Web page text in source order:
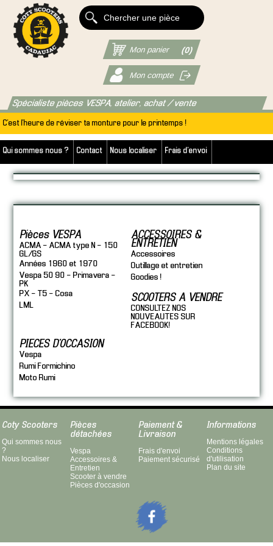
Spécialiste pièces VESPA, atelier, achat / vente
C'est l'heure de réviser ta monture pour le printemps !
Qui sommes nous ? Contact Nous localiser Frais d'envoi
Mon panier (0)
Mon compte
Pièces VESPA
ACMA - ACMA type N - 150
GL/GS
Années 1960 et 1970
Vespa 50 90 - Primavera -
PK
PX - T5 - Cosa
LML
ACCESSOIRES &
ENTRETIEN
Accessoires
Outillage et entretien
Goodies !
SCOOTERS A VENDRE
CONSULTEZ NOS
NOUVEAUTES SUR
FACEBOOK!
PIECES D'OCCASION
Vespa
Rumi Formichino
Moto Rumi
Coty Scooters
Qui sommes nous
?
Nous localiser
Pièces
détachées
Vespa
Accessoires &
Entretien
Scooter à vendre
Pièces d'occasion
Paiement &
Livraison
Frais d'envoi
Paiement sécurisé
Informations
Mentions légales
Conditions
d'utilisation
Plan du site